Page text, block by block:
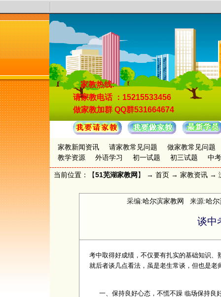
家教热线:
请家教电话 ：15215533456
做家教加群 QQ群531664674
家教新闻资讯 请家教常见问题
做家教常见问题
教学资源
外语学习 初一试题 初三试题 中
当前位置：【51芜湖家教网 】 → 首页 → 家教资讯 →
采编:哈尔滨家教网 来源:哈尔
谈中
考中取得好成绩，不仅要有扎实的基础知识
就后者谈几点看法，虽是老生常谈，但也是老
一、保持良好心态，不慌不躁 临场保持良